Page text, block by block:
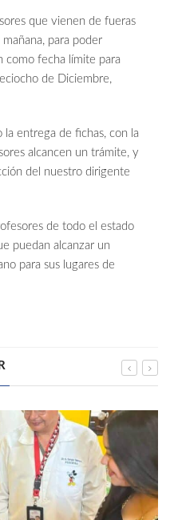
que vienen de fueras
para poder
como fecha límite para
de Diciembre,
entrega de fichas, con la
alcancen un trámite, y
del nuestro dirigente
de todo el estado
puedan alcanzar un
para sus lugares de